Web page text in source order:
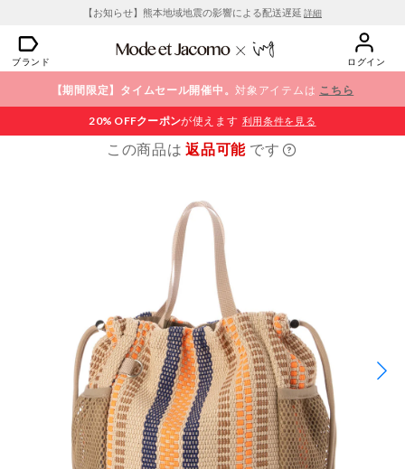
【お知らせ】熊本地域地震の影響による配送遅延 詳細
ブランド ログイン
【期間限定】タイムセール開催中。対象アイテムは こちら
20% OFFクーポンが使えます 利用条件を見る
この商品は返品可能 です